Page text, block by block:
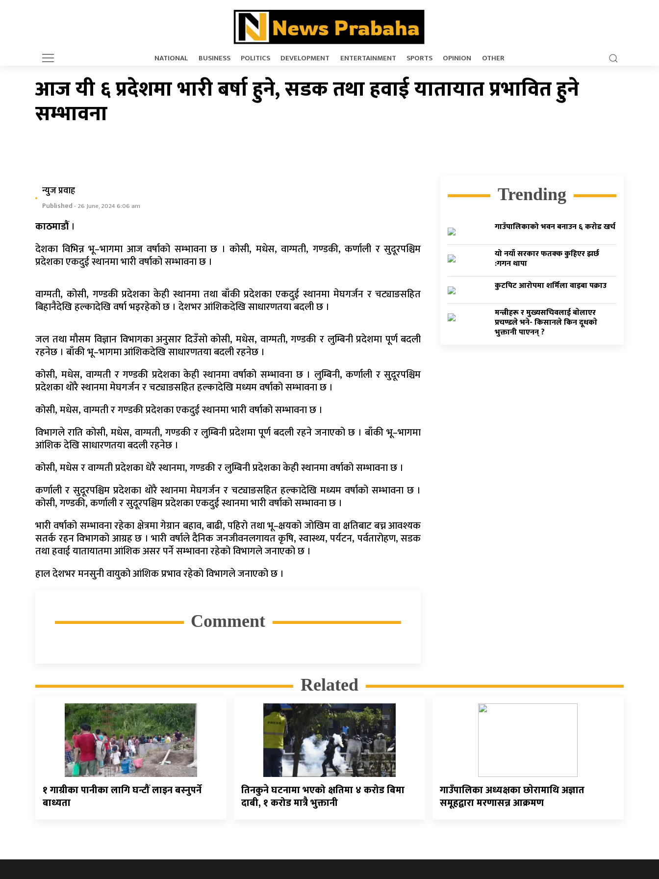
NATIONAL BUSINESS POLITICS DEVELOPMENT ENTERTAINMENT SPORTS OPINION OTHER
आज यी ६ प्रदेशमा भारी बर्षा हुने, सडक तथा हवाई यातायात प्रभावित हुने
सम्भावना
न्युज प्रवाह
Published- 26 June, 2024 6:06 am
काठमाडौं।
देशका विभिन्न भू–भागमा आज वर्षाको सम्भावना छ । कोसी, मधेस, वाग्मती, गण्डकी, कर्णाली र सुदूरपश्चिम
प्रदेशका एकदुई स्थानमा भारी वर्षाको सम्भावना छ ।
वाग्मती, कोसी, गण्डकी प्रदेशका केही स्थानमा तथा बाँकी प्रदेशका एकदुई स्थानमा मेघगर्जन र चट्याङसहित
बिहानैदेखि हल्कादेखि वर्षा भइरहेको छ । देशभर आंशिकदेखि साधारणतया बदली छ ।
जल तथा मौसम विज्ञान विभागका अनुसार दिउँसो कोसी, मधेस, वाग्मती, गण्डकी र लुम्बिनी प्रदेशमा पूर्ण बदली
रहनेछ । बाँकी भू–भागमा आंशिकदेखि साधारणतया बदली रहनेछ ।
कोसी, मधेस, वाग्मती र गण्डकी प्रदेशका केही स्थानमा वर्षाको सम्भावना छ । लुम्बिनी, कर्णाली र सुदूरपश्चिम
प्रदेशका थोरै स्थानमा मेघगर्जन र चट्याङसहित हल्कादेखि मध्यम वर्षाको सम्भावना छ ।
कोसी, मधेस, वाग्मती र गण्डकी प्रदेशका एकदुई स्थानमा भारी वर्षाको सम्भावना छ ।
विभागले राति कोसी, मधेस, वाग्मती, गण्डकी र लुम्बिनी प्रदेशमा पूर्ण बदली रहने जनाएको छ । बाँकी भू–भागमा
आंशिक देखि साधारणतया बदली रहनेछ ।
कोसी, मधेस र वाग्मती प्रदेशका धेरै स्थानमा, गण्डकी र लुम्बिनी प्रदेशका केही स्थानमा वर्षाको सम्भावना छ ।
कर्णाली र सुदूरपश्चिम प्रदेशका थोरै स्थानमा मेघगर्जन र चट्याङसहित हल्कादेखि मध्यम वर्षाको सम्भावना छ ।
कोसी, गण्डकी, कर्णाली र सुदूरपश्चिम प्रदेशका एकदुई स्थानमा भारी वर्षाको सम्भावना छ ।
भारी वर्षाको सम्भावना रहेका क्षेत्रमा गेग्रान बहाव, बाढी, पहिरो तथा भू–क्षयको जोखिम वा क्षतिबाट बच्न आवश्यक
सतर्क रहन विभागको आग्रह छ । भारी वर्षाले दैनिक जनजीवनलगायत कृषि, स्वास्थ्य, पर्यटन, पर्वतारोहण, सडक
तथा हवाई यातायातमा आंशिक असर पर्ने सम्भावना रहेको विभागले जनाएको छ ।
हाल देशभर मनसुनी वायुको आंशिक प्रभाव रहेको विभागले जनाएको छ ।
Comment
Trending
गाउँपालिकाको भवन बनाउन ६ करोड खर्च
यो नयाँ सरकार फतक्क कुहिएर झर्छ
:गगन थापा
कुटपिट आरोपमा शर्मिला वाइबा पक्राउ
मन्त्रीहरू र मुख्यसचिवलाई बाेलाएर
प्रचण्डले भने- किसानले किन दूधकाे
भुक्तानी पाएनन् ?
Related
१ गाग्रीका पानीका लागि घन्टौँ लाइन बस्नुपर्ने
बाध्यता
तिनकुने घटनामा भएको क्षतिमा ४ करोड बिमा
दाबी, १ करोड मात्रै भुक्तानी
गाउँपालिका अध्यक्षका छाेरामाथि अज्ञात
समूहद्वारा मरणासन्न आक्रमण